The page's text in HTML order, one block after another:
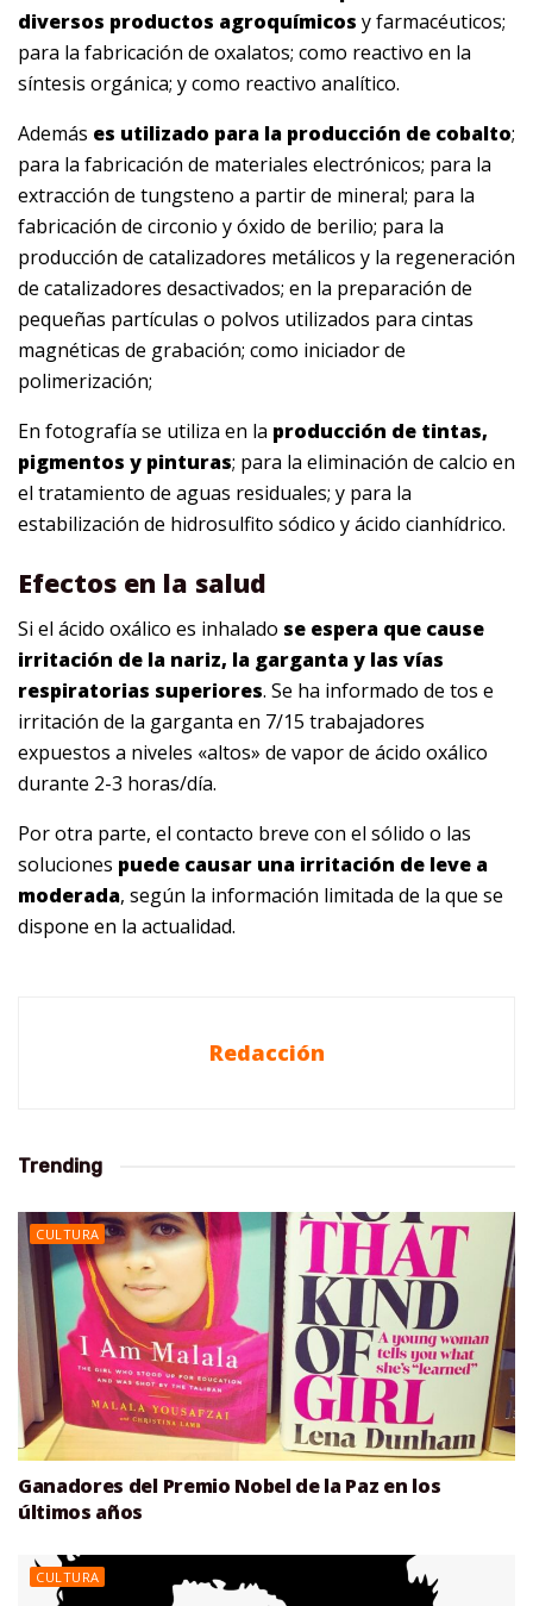
diversos productos agroquímicos y farmacéuticos;
para la fabricación de oxalatos; como reactivo en la
síntesis orgánica; y como reactivo analítico.
Además es utilizado para la producción de cobalto;
para la fabricación de materiales electrónicos; para la
extracción de tungsteno a partir de mineral; para la
fabricación de circonio y óxido de berilio; para la
producción de catalizadores metálicos y la regeneración
de catalizadores desactivados; en la preparación de
pequeñas partículas o polvos utilizados para cintas
magnéticas de grabación; como iniciador de
polimerización;
En fotografía se utiliza en la producción de tintas,
pigmentos y pinturas; para la eliminación de calcio en
el tratamiento de aguas residuales; y para la
estabilización de hidrosulfito sódico y ácido cianhídrico.
Efectos en la salud
Si el ácido oxálico es inhalado se espera que cause
irritación de la nariz, la garganta y las vías
respiratorias superiores. Se ha informado de tos e
irritación de la garganta en 7/15 trabajadores
expuestos a niveles «altos» de vapor de ácido oxálico
durante 2-3 horas/día.
Por otra parte, el contacto breve con el sólido o las
soluciones puede causar una irritación de leve a
moderada, según la información limitada de la que se
dispone en la actualidad.
Redacción
Trending
CULTURA
Ganadores del Premio Nobel de la Paz en los
últimos años
CULTURA